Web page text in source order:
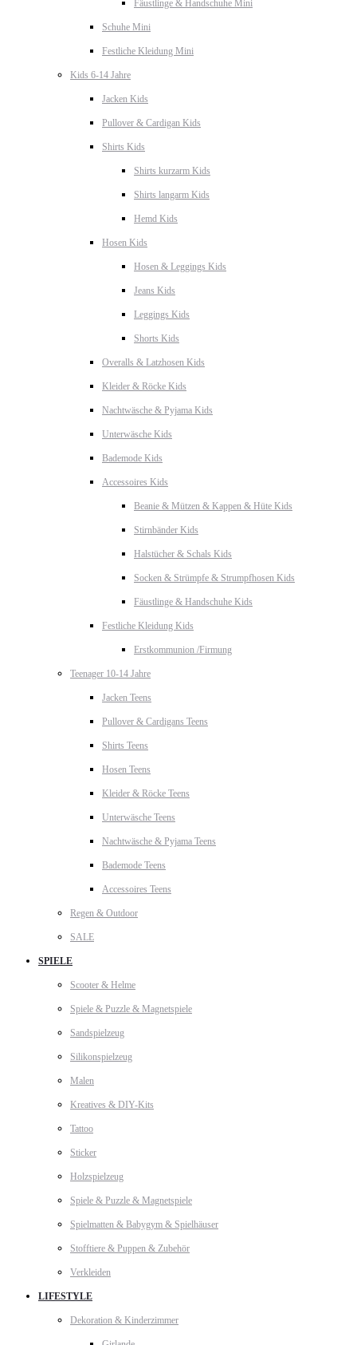
Fäustlinge & Handschuhe Mini
Schuhe Mini
Festliche Kleidung Mini
Kids 6-14 Jahre
Jacken Kids
Pullover & Cardigan Kids
Shirts Kids
Shirts kurzarm Kids
Shirts langarm Kids
Hemd Kids
Hosen Kids
Hosen & Leggings Kids
Jeans Kids
Leggings Kids
Shorts Kids
Overalls & Latzhosen Kids
Kleider & Röcke Kids
Nachtwäsche & Pyjama Kids
Unterwäsche Kids
Bademode Kids
Accessoires Kids
Beanie & Mützen & Kappen & Hüte Kids
Stirnbänder Kids
Halstücher & Schals Kids
Socken & Strümpfe & Strumpfhosen Kids
Fäustlinge & Handschuhe Kids
Festliche Kleidung Kids
Erstkommunion /Firmung
Teenager 10-14 Jahre
Jacken Teens
Pullover & Cardigans Teens
Shirts Teens
Hosen Teens
Kleider & Röcke Teens
Unterwäsche Teens
Nachtwäsche & Pyjama Teens
Bademode Teens
Accessoires Teens
Regen & Outdoor
SALE
SPIELE
Scooter & Helme
Spiele & Puzzle & Magnetspiele
Sandspielzeug
Silikonspielzeug
Malen
Kreatives & DIY-Kits
Tattoo
Sticker
Holzspielzeug
Spiele & Puzzle & Magnetspiele
Spielmatten & Babygym & Spielhäuser
Stofftiere & Puppen & Zubehör
Verkleiden
LIFESTYLE
Dekoration & Kinderzimmer